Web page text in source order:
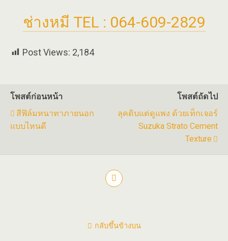
ช่างหมี TEL : 064-609-2829
Post Views: 2,184
โพสต์ก่อนหน้า
สีฟิล์มหนาทาภายนอก
แบบไหนดี
โพสต์ถัดไป
ลุคดิบแต่ดูแพง ด้วยเท็กเจอร์
Suzuka Strato Cement
Texture
กลับขึ้นข้างบน